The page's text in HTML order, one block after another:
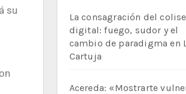
su
La consagración del
digital: fuego, sudor y el
cambio de paradigma en
Cartuja
Acereda: «Mostrarte